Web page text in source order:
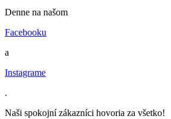
Denne na našom
Facebooku
a
Instagrame
.
Naši spokojní zákazníci hovoria za všetko!